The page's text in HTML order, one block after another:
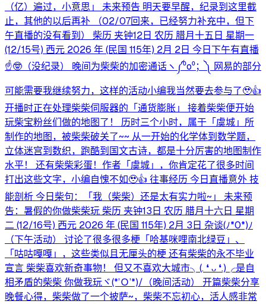
（亿）遍过，小意思」 未来预告 明天要早醒，纪录到这里截
止，其他的以后再补 （02/07回来，已经努力补充中，但下
午直播的没有看到） 柴历 夹钟12日 农历 腊月十五日 星期一
(12/15号) 西元 2026 年 (民国 115年) 2月 2日 今日下午有直播
☝️🤓（没纪录） 晚间为柴柴的加密通话ヽ⁠༼⁠⁰⁠o⁠⁰⁠；⁠༽⁠ 网易的部分
可能需要我继续努力，这样的活动小编我当然要去参与了🥹👍
开播时正在处理柴柴伺服器的「通货膨胀」 接着柴柴便开始
玩柴宝粉丝们做的地图了！ 历时三个小时，属于「虞城」所
制作的地图，被柴柴破关了~~ 从一开始的化学体到数学题，
立体迷宫到数织，跑酷到国文古诗，都是十分厉害的地图制作
水平！ 还有柴柴彩蛋！作者「虞城」，你肯定花了很多时间
打出这些文字，小编自愧不如🥹👍 往事经历 今日直播意外 技
能剖析 今日柴句：「我（柴柴）还是太有实力啦~」 未来预
告：暑假的你做柴柴玩 柴历 夹钟13日 农历 腊月十六日 星期
二 (12/16号) 西元 2026 年 (民国 115年) 2月 3日 杂谈(⁠ﾉ⁠*⁠0⁠*⁠)⁠ﾉ
（下午活动） 讨论了很多很多梗「哈基咪哩南北绿豆」、
「咕咕嘎嘎」，这些类似且无厘头的梗 还有柴柴的永不毕业
宣言 柴柴喜欢新奇事物！ 但又不喜欢大城市╮⁠(⁠.⁠ ⁠❛⁠ ⁠ᴗ⁠ ⁠❛⁠.⁠)⁠╭是自
相矛盾的柴柴 你做我玩ヾ⁠(⁠*⁠’⁠Ｏ⁠’⁠*⁠)⁠/（晚间活动） 开篇柴柴分享
晚餐心得，柴柴做了一个披萨~，柴柴不忘初心，活人感非常